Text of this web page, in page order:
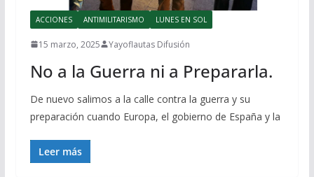
ACCIONES ANTIMILITARISMO LUNES EN SOL
15 marzo, 2025 Yayoflautas Difusión
No a la Guerra ni a Prepararla.
De nuevo salimos a la calle contra la guerra y su
preparación cuando Europa, el gobierno de España y la
Leer más